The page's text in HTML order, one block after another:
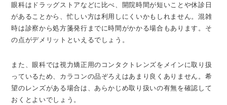
眼科はドラッグストアなどに比べ、開院時間が短いことや休診日
があることから、忙しい方は利用しにくいかもしれません。混雑
時は診察から処方箋発行までに時間がかかる場合もあります。そ
の点がデメリットといえるでしょう。
また、眼科では視力矯正用のコンタクトレンズをメインに取り扱
っているため、カラコンの品ぞろえはあまり良くありません。希
望のレンズがある場合は、あらかじめ取り扱いの有無を確認して
おくとよいでしょう。